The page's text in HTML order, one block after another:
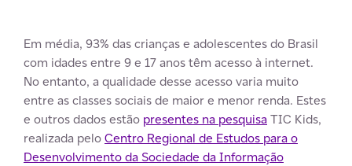
Em média, 93% das crianças e adolescentes do Brasil
com idades entre 9 e 17 anos têm acesso à internet.
No entanto, a qualidade desse acesso varia muito
entre as classes sociais de maior e menor renda. Estes
e outros dados estão presentes na pesquisaTIC Kids,
realizada peloCentro Regional de Estudos para o
Desenvolvimento da Sociedade da Informação